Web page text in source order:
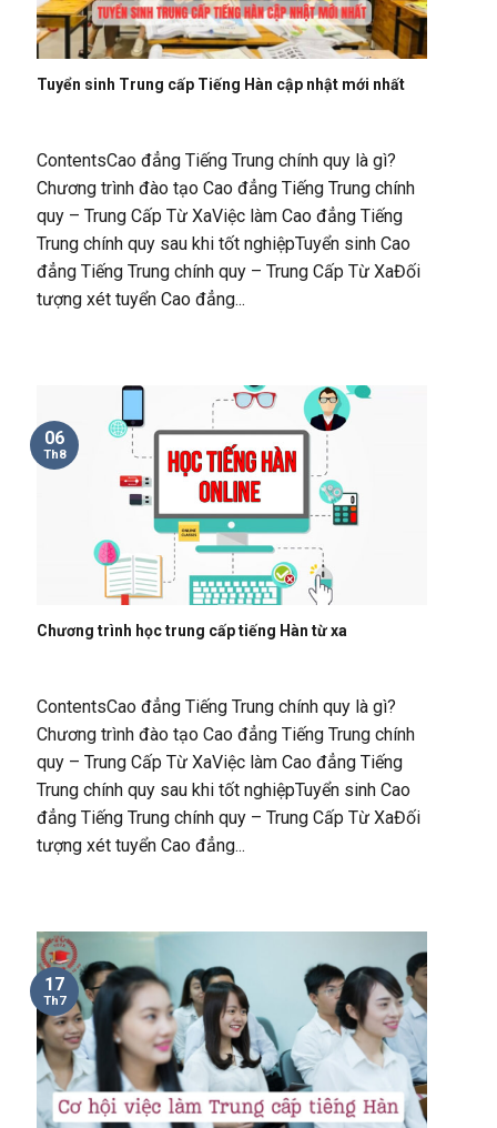
Tuyển sinh Trung cấp Tiếng Hàn cập nhật mới nhất
ContentsCao đẳng Tiếng Trung chính quy là gì?
Chương trình đào tạo Cao đẳng Tiếng Trung chính
quy – Trung Cấp Từ XaViệc làm Cao đẳng Tiếng
Trung chính quy sau khi tốt nghiệpTuyển sinh Cao
đẳng Tiếng Trung chính quy – Trung Cấp Từ XaĐối
tượng xét tuyển Cao đẳng...
Chương trình học trung cấp tiếng Hàn từ xa
ContentsCao đẳng Tiếng Trung chính quy là gì?
Chương trình đào tạo Cao đẳng Tiếng Trung chính
quy – Trung Cấp Từ XaViệc làm Cao đẳng Tiếng
Trung chính quy sau khi tốt nghiệpTuyển sinh Cao
đẳng Tiếng Trung chính quy – Trung Cấp Từ XaĐối
tượng xét tuyển Cao đẳng...
06
Th8
17
Th7